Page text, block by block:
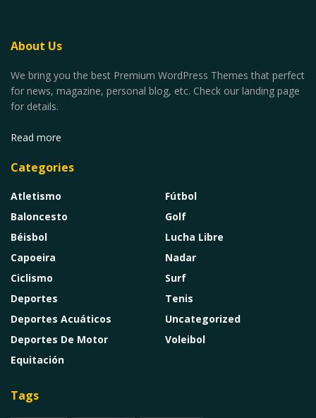
About Us
We bring you the best Premium WordPress Themes that perfect
for news, magazine, personal blog, etc. Check our landing page
for details.
Read more
Categories
Atletismo
Baloncesto
Béisbol
Capoeira
Ciclismo
Deportes
Deportes Acuáticos
Deportes De Motor
Equitación
Fútbol
Golf
Lucha Libre
Nadar
Surf
Tenis
Uncategorized
Voleibol
Tags